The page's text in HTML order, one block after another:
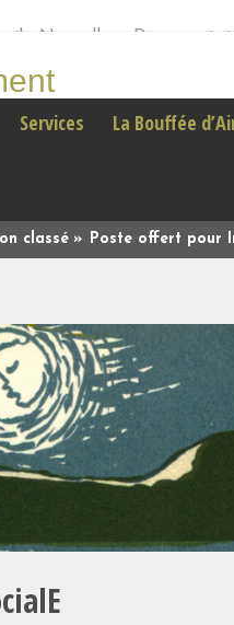
Nouvelles
Services La Bouffée
classé Poste offert pour